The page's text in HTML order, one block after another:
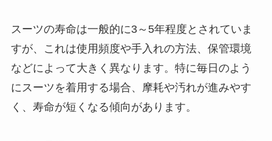
スーツの寿命は一般的に3～5年程度とされていま
すが、これは使用頻度や手入れの方法、保管環境
などによって大きく異なります。特に毎日のよう
にスーツを着用する場合、摩耗や汚れが進みやす
く、寿命が短くなる傾向があります。